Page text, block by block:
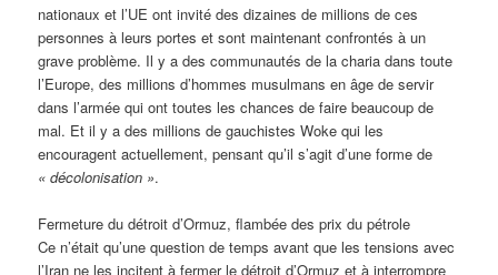
nationaux et l’UE ont invité des dizaines de millions de ces
personnes à leurs portes et sont maintenant confrontés à un
grave problème. Il y a des communautés de la charia dans toute
l’Europe, des millions d’hommes musulmans en âge de servir
dans l’armée qui ont toutes les chances de faire beaucoup de
mal. Et il y a des millions de gauchistes Woke qui les
encouragent actuellement, pensant qu’il s’agit d’une forme de
« décolonisation ».
Fermeture du détroit d’Ormuz, flambée des prix du pétrole
Ce n’était qu’une question de temps avant que les tensions avec
l’Iran ne les incitent à fermer le détroit d’Ormuz et à interrompre